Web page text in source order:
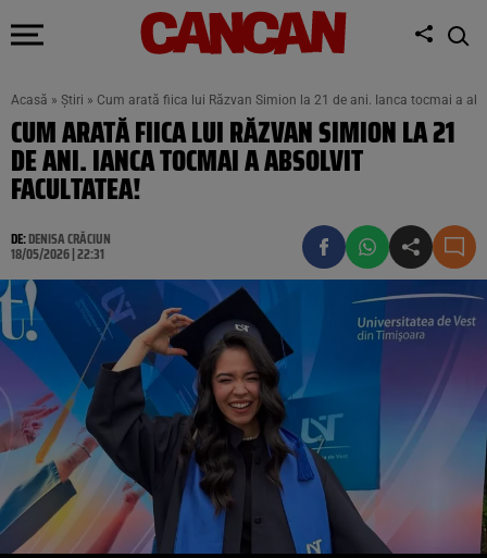
Acasă » Știri » Cum arată fiica lui Răzvan Simion la 21 de ani. Ianca tocmai a
CUM ARATĂ FIICA LUI RĂZVAN SIMION LA 21
DE ANI. IANCA TOCMAI A ABSOLVIT
FACULTATEA!
DE:DENISA CRĂCIUN
18/05/2026 | 22:31